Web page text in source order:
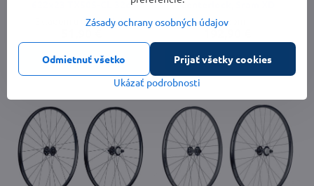
Skladom u dodávateľa
Do košíka
Centerlock, Sram XD
Skladom
192,90 €
Do košíka
Zásady ochrany osobných údajov
Ukázať podrobnosti
Prijať všetky cookies
Odmietnuť všetko